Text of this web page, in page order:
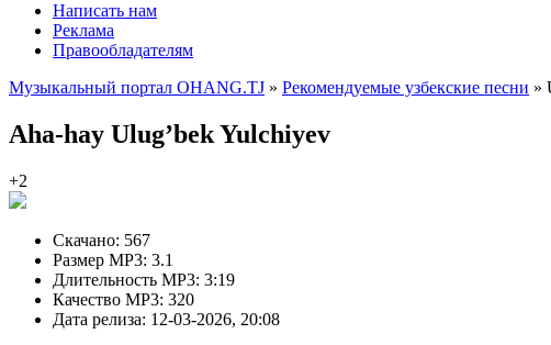
Написать нам
Реклама
Правообладателям
Музыкальный портал OHANG.TJ » Рекомендуемые узбекские песни »
Aha-hay Ulug’bek Yulchiyev
+2
Скачано: 567
Размер MP3: 3.1
Длительность MP3: 3:19
Качество MP3: 320
Дата релиза: 12-03-2026, 20:08